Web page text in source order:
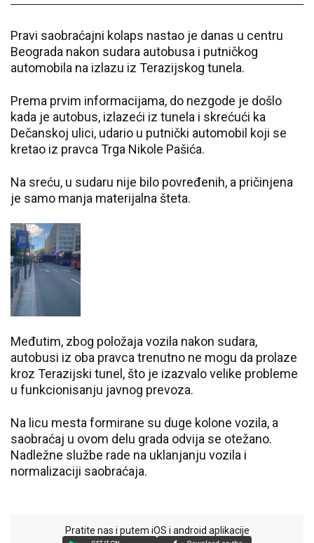
Pravi saobraćajni kolaps nastao je danas u centru
Beograda nakon sudara autobusa i putničkog
automobila na izlazu iz Terazijskog tunela.
Prema prvim informacijama, do nezgode je došlo
kada je autobus, izlazeći iz tunela i skrećući ka
Dečanskoj ulici, udario u putnički automobil koji se
kretao iz pravca Trga Nikole Pašića.
Na sreću, u sudaru nije bilo povređenih, a pričinjena
je samo manja materijalna šteta.
Međutim, zbog položaja vozila nakon sudara,
autobusi iz oba pravca trenutno ne mogu da prolaze
kroz Terazijski tunel, što je izazvalo velike probleme
u funkcionisanju javnog prevoza.
Na licu mesta formirane su duge kolone vozila, a
saobraćaj u ovom delu grada odvija se otežano.
Nadležne službe rade na uklanjanju vozila i
normalizaciji saobraćaja.
Pratite nas i putem iOS i android aplikacije